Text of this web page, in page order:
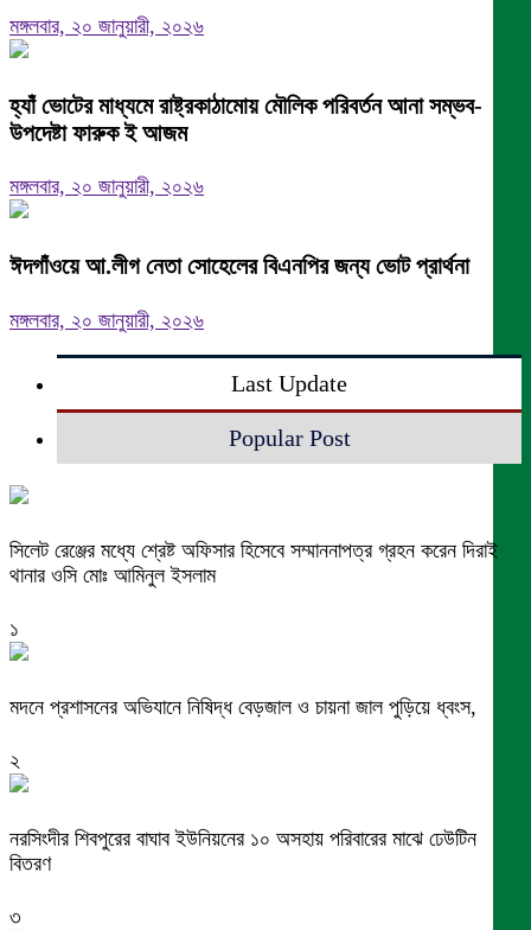
মঙ্গলবার, ২০ জানুয়ারী, ২০২৬
হ্যাঁ ভোটের মাধ্যমে রাষ্ট্রকাঠামোয় মৌলিক পরিবর্তন আনা সম্ভব-
উপদেষ্টা ফারুক ই আজম
মঙ্গলবার, ২০ জানুয়ারী, ২০২৬
ঈদগাঁওয়ে আ.লীগ নেতা সোহেলের বিএনপির জন্য ভোট প্রার্থনা
মঙ্গলবার, ২০ জানুয়ারী, ২০২৬
Last Update
Popular Post
সিলেট রেঞ্জের মধ্যে শ্রেষ্ট অফিসার হিসেবে সম্মাননাপত্র গ্রহন করেন দিরাই
থানার ওসি মোঃ আমিনুল ইসলাম
১
মদনে প্রশাসনের অভিযানে নিষিদ্ধ বেড়জাল ও চায়না জাল পুড়িয়ে ধ্বংস,
২
নরসিংদীর শিবপুরের বাঘাব ইউনিয়নের ১০ অসহায় পরিবারের মাঝে ঢেউটিন
বিতরণ
৩